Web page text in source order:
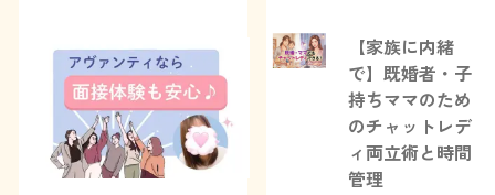
【家族に内緒
で】既婚者・子
持ちママのため
のチャットレデ
ィ両立術と時間
管理